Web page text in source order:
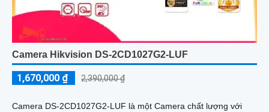
Camera Hikvision DS-2CD1027G2-LUF
1,670,000 ₫ 2,390,000 ₫
Camera DS-2CD1027G2-LUF là một Camera chất lượng với